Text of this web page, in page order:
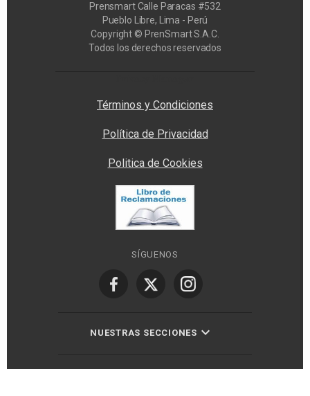
Prensmart Calle Paracas #532
Pueblo Libre, Lima - Perú
Copyright © PrenSmart S.A.C.
Todos los derechos reservados
Términos y Condiciones
Política de Privacidad
Politica de Cookies
SÍGUENOS
NUESTRAS SECCIONES